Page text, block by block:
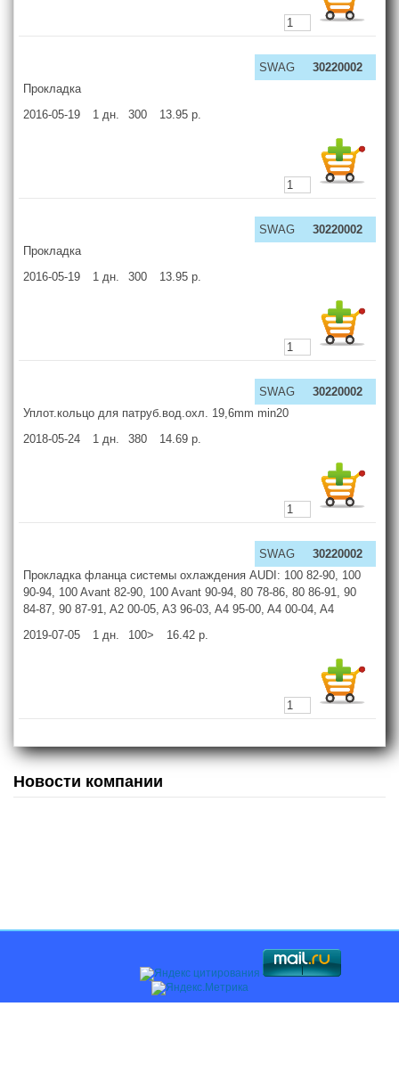
SWAG
30220002
Прокладка
2016-05-19
1 дн. 300 13.95 р.
SWAG
30220002
Прокладка
2016-05-19
1 дн. 300 13.95 р.
SWAG
30220002
Уплот.кольцо для патруб.вод.охл. 19,6mm min20
2018-05-24
1 дн. 380 14.69 р.
SWAG
30220002
Прокладка фланца системы охлаждения AUDI: 100 82-90, 100
90-94, 100 Avant 82-90, 100 Avant 90-94, 80 78-86, 80 86-91, 90
84-87, 90 87-91, A2 00-05, A3 96-03, A4 95-00, A4 00-04, A4
2019-07-05
1 дн. 100> 16.42 р.
Новости компании